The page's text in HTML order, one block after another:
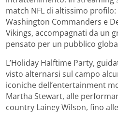
match NFL di altissimo profilo:
Washington Commanders e
Vikings, accompagnati da un
pensato per un pubblico
L’Holiday Halftime Party,
visto alternarsi sul campo
iconiche dell’entertainment
Martha Stewart, alle
country Lainey Wilson, fino alle